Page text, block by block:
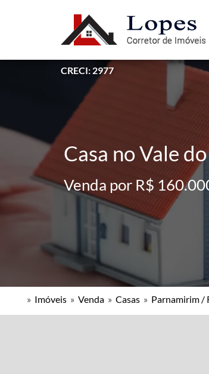
CRECI: 2977
Casa no Vale
Venda por R$
» Imóveis » Venda » Casas » Parnamirim /